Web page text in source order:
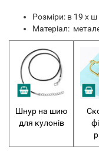
Розміри: в 19 х
Матеріал:
Шнур на шию
для кулонів